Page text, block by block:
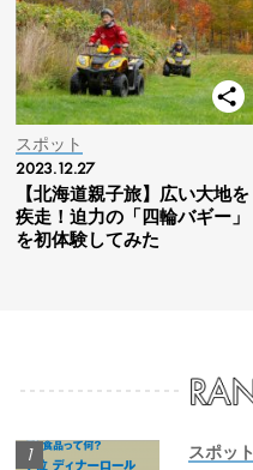
スポット
2023.12.27
【北海道親子旅】広い大地を
疾走！迫力の「四輪バギー」
を初体験してみた
スポット